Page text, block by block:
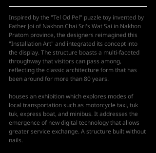
Inspired by the "Tel Od Pel" puzzle toy invented by
Father Joi of Nakhon Chai Sri's Wat Sai in Nakhon
Pratom province, the designers reimagined this
"Installation Art" and integrated its concept into
the display. The structure boasts a multi-faceted
throughway that visitors can pass among,
reflecting the classic architecture form that has
been around for more than 80 years.
houses an exhibition which explores modes of
local transportation such as motorcycle taxi, tuk
tuk, express boat, and minibus. It addresses the
emergence of new digital technology that allows
greater service exchange. A structure built without
nails.